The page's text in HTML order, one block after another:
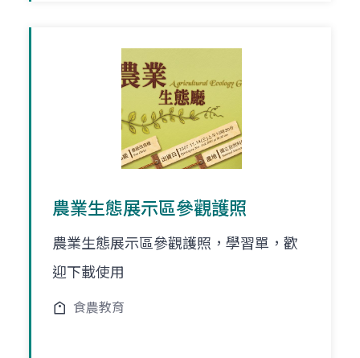
農業生態展示區參觀護照
農業生態展示區參觀護照，學習單，歡
迎下載使用
食農教育